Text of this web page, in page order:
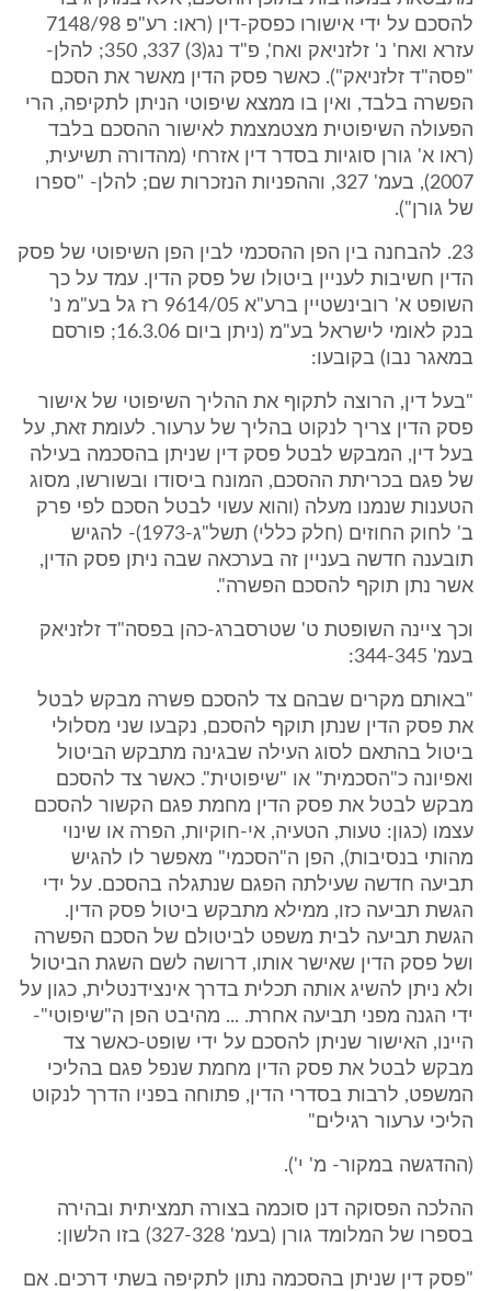
להסכם על ידי אישורו כפסק-דין (ראו: רע"פ 7148/98
עזרא ואח' נ' זלזניאק ואח', פ"ד נג(3) 337, 350; להלן-
"פסה"ד זלזניאק"). כאשר פסק הדין מאשר את הסכם
הפשרה בלבד, ואין בו ממצא שיפוטי הניתן לתקיפה, הרי
הפעולה השיפוטית מצטמצמת לאישור ההסכם בלבד
(ראו א' גורן סוגיות בסדר דין אזרחי (מהדורה תשיעית,
2007), בעמ' 327, וההפניות הנזכרות שם; להלן- "ספרו
של גורן").
23. להבחנה בין הפן ההסכמי לבין הפן השיפוטי של פסק
הדין חשיבות לעניין ביטולו של פסק הדין. עמד על כך
השופט א' רובינשטיין ברע"א 9614/05 רז גל בע"מ נ'
בנק לאומי לישראל בע"מ (ניתן ביום 16.3.06; פורסם
במאגר נבו) בקובעו:
"בעל דין, הרוצה לתקוף את ההליך השיפוטי של אישור
פסק הדין צריך לנקוט בהליך של ערעור. לעומת זאת, על
בעל דין, המבקש לבטל פסק דין שניתן בהסכמה בעילה
של פגם בכריתת ההסכם, המונח ביסודו ובשורשו, מסוג
הטענות שנמנו מעלה (והוא עשוי לבטל הסכם לפי פרק
ב' לחוק החוזים (חלק כללי) תשל"ג-1973)- להגיש
תובענה חדשה בעניין זה בערכאה שבה ניתן פסק הדין,
אשר נתן תוקף להסכם הפשרה".
וכך ציינה השופטת ט' שטרסברג-כהן בפסה"ד זלזניאק
בעמ' 344-345:
"באותם מקרים שבהם צד להסכם פשרה מבקש לבטל
את פסק הדין שנתן תוקף להסכם, נקבעו שני מסלולי
ביטול בהתאם לסוג העילה שבגינה מתבקש הביטול
ואפיונה כ"הסכמית" או "שיפוטית". כאשר צד להסכם
מבקש לבטל את פסק הדין מחמת פגם הקשור להסכם
עצמו (כגון: טעות, הטעיה, אי-חוקיות, הפרה או שינוי
מהותי בנסיבות), הפן ה"הסכמי" מאפשר לו להגיש
תביעה חדשה שעילתה הפגם שנתגלה בהסכם. על ידי
הגשת תביעה כזו, ממילא מתבקש ביטול פסק הדין.
הגשת תביעה לבית משפט לביטולם של הסכם הפשרה
ושל פסק הדין שאישר אותו, דרושה לשם השגת הביטול
ולא ניתן להשיג אותה תכלית בדרך אינצידנטלית, כגון על
ידי הגנה מפני תביעה אחרת. ... מהיבט הפן ה"שיפוטי"-
היינו, האישור שניתן להסכם על ידי שופט-כאשר צד
מבקש לבטל את פסק הדין מחמת שנפל פגם בהליכי
המשפט, לרבות בסדרי הדין, פתוחה בפניו הדרך לנקוט
הליכי ערעור רגילים"
(ההדגשה במקור- מ' י').
ההלכה הפסוקה דנן סוכמה בצורה תמציתית ובהירה
בספרו של המלומד גורן (בעמ' 327-328) בזו הלשון:
"פסק דין שניתן בהסכמה נתון לתקיפה בשתי דרכים. אם